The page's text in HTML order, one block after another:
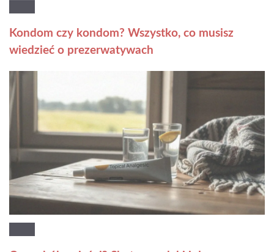
Kondom czy kondom? Wszystko, co musisz
wiedzieć o prezerwatywach